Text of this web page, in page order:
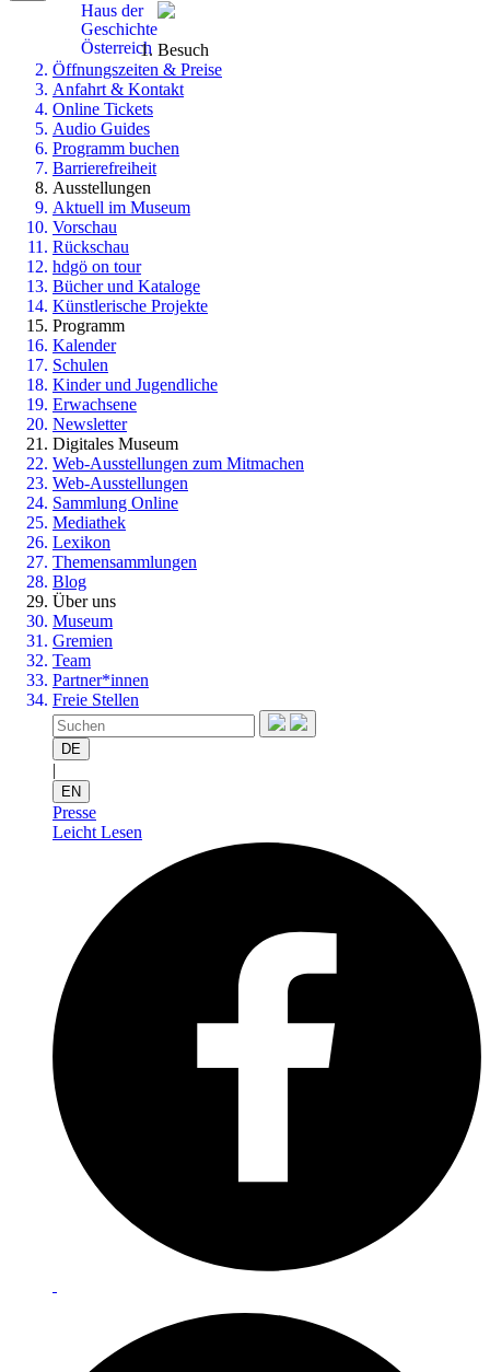
Haus der
Geschichte
Österreich Besuch
Öffnungszeiten & Preise
Anfahrt & Kontakt
Online Tickets
Audio Guides
Programm buchen
Barrierefreiheit
Ausstellungen
Aktuell im Museum
Vorschau
Rückschau
hdgö on tour
Bücher und Kataloge
Künstlerische Projekte
Programm
Kalender
Schulen
Kinder und Jugendliche
Erwachsene
Newsletter
Digitales Museum
Web-Ausstellungen zum Mitmachen
Web-Ausstellungen
Sammlung Online
Mediathek
Lexikon
Themensammlungen
Blog
Über uns
Museum
Gremien
Team
Partner*innen
Freie Stellen
DE
|
EN
Presse
Leicht Lesen